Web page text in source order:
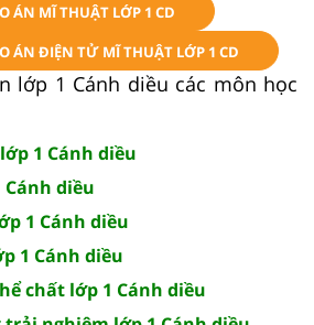
ÁN MĨ THUẬT LỚP 1 CD
ÁN ĐIỆN TỬ MĨ THUẬT LỚP 1 CD
lớp 1 Cánh diều các môn học
1 Cánh diều
Cánh diều
1 Cánh diều
1 Cánh diều
chất lớp 1 Cánh diều